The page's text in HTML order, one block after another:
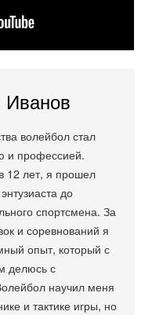
Иванов
волейбол стал
и профессией.
12 лет, я прошел
до
спортсмена. За
и соревнований я
опыт, который с
делюсь с
научил меня
и тактике игры, но